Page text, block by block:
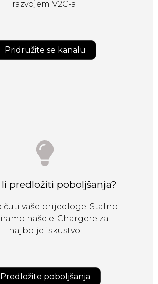
razvojem V2C-a.
Pridružite se kanalu
predložiti poboljšanja?
čuti vaše prijedloge. Stalno
naše e-Chargere za
najbolje iskustvo.
Predložite poboljšanja